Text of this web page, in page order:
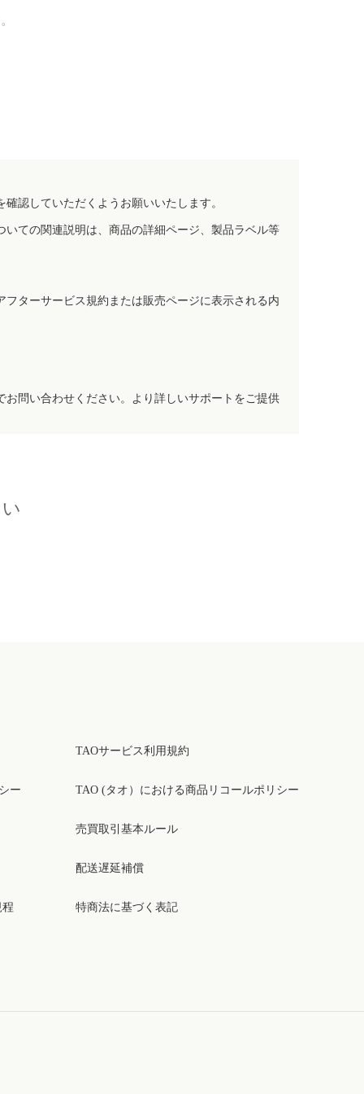
認していただくようお願いいたします。
ての関連説明は、商品の詳細ページ、製品ラベル等
ターサービス規約または販売ページに表示される内
問い合わせください。より詳しいサポートをご提供
ー
TAOサービス利用規約
TAO (タオ）における商品リコールポリシー
売買取引基本ルール
配送遅延補償
特商法に基づく表記